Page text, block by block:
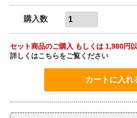
購入数
セット商品のご購入 もしくは 1,980円
詳しくはこちらをご覧ください